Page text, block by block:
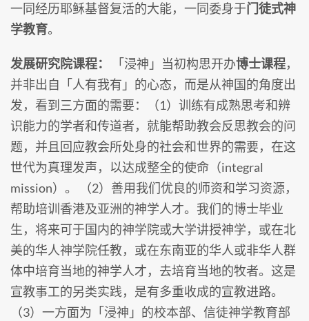
一同经历耶稣基督复活的大能，一同委身于门徒式神
学教育。
发展研究院课程： 「浸神」当初构思开办博士课程，
并非出自「人有我有」的心态，而是从神国的角度出
发，看到三方面的需要：（1）训练有成熟思考和辨
识能力的学者和传道者，就能帮助教会反思教会的问
题，并且回应教会所处身的社会和世界的需要，在这
世代为真理发声，以达成整全的使命（integral
mission）。 （2）善用我们优良的师资和学习资源，
帮助培训香港及亚洲的神学人才。我们的博士毕业
生，将来可于国内的神学院或大学讲授神学，或在北
美的华人神学院任教，或在东南亚的华人或非华人群
体中培育当地的神学人才，去培育当地的牧者。这是
宣教事工的另类实践，是有多重收成的宣教进路。
（3）一方面为「浸神」的校本部、信徒神学教育部